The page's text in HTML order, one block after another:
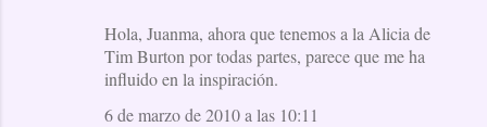
Hola, Juanma, ahora que tenemos a la Alicia de
Tim Burton por todas partes, parece que me ha
influido en la inspiración.
6 de marzo de 2010 a las 10:11